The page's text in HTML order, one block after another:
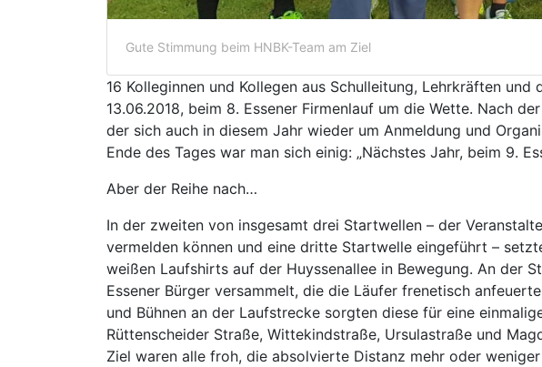
Gute Stimmung beim HNBK-Team am Ziel
16 Kolleginnen und Kollegen aus Schulleitung, Lehrkräften
13.06.2018, beim 8. Essener Firmenlauf um die Wette. Nach
der sich auch in diesem Jahr wieder um Anmeldung und
Ende des Tages war man sich einig: „Nächstes Jahr, beim 9.
Aber der Reihe nach…
In der zweiten von insgesamt drei Startwellen – der
vermelden können und eine dritte Startwelle eingeführt –
weißen Laufshirts auf der Huyssenallee in Bewegung. An der
Essener Bürger versammelt, die die Läufer frenetisch
und Bühnen an der Laufstrecke sorgten diese für eine
Rüttenscheider Straße, Wittekindstraße, Ursulastraße und
Ziel waren alle froh, die absolvierte Distanz mehr oder